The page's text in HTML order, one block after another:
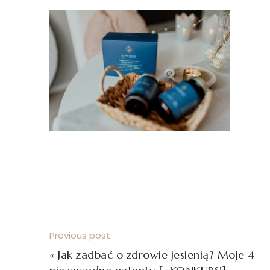
Previous post:
« Jak zadbać o zdrowie jesienią? Moje 4